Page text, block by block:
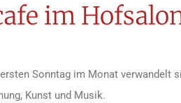
im
Sonntag im Monat verwandelt
Kunst und Musik.